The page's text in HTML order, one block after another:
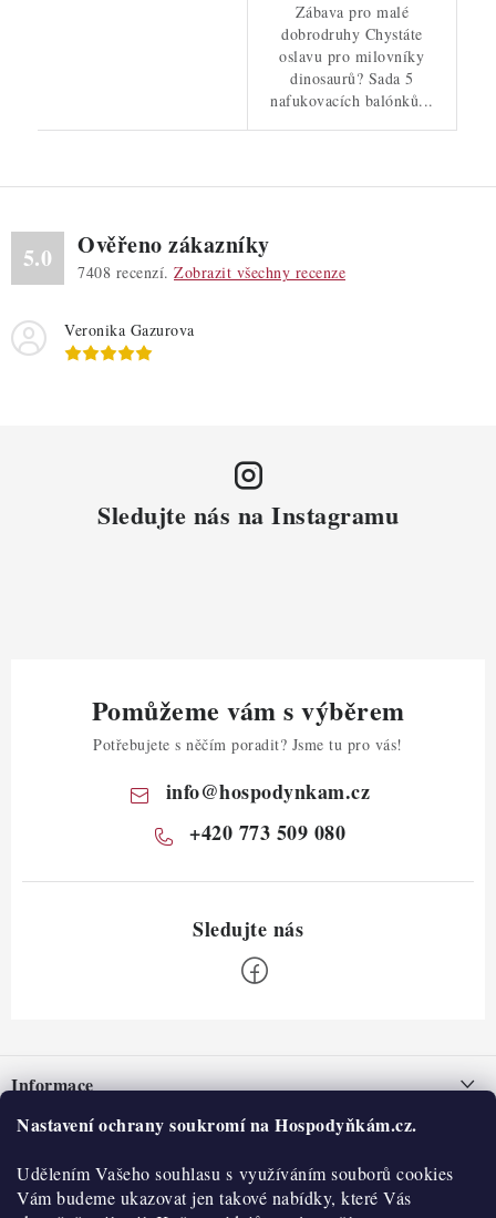
Nastavení ochrany soukromí na Hospodyňkám.cz.
Udělením Vašeho souhlasu s využíváním souborů cookies
Vám budeme ukazovat jen takové nabídky, které Vás
Zábava pro malé
dobrodruhy Chystáte
oslavu pro milovníky
dinosaurů? Sada 5
nafukovacích balónků...
5.0 Ověřeno zákazníky
7408 recenzí. Zobrazit všechny recenze
Veronika Gazurova
Sledujte nás na Instagramu
Pomůžeme vám s výběrem
Potřebujete s něčím poradit? Jsme tu pro vás!
info@hospodynkam.cz
+420 773 509 080
pInformace
Nepřevzetí zásilky na dobírku
Obchodní podmínky
Hodnocení obchodu
O nás
Historie
O nákupu